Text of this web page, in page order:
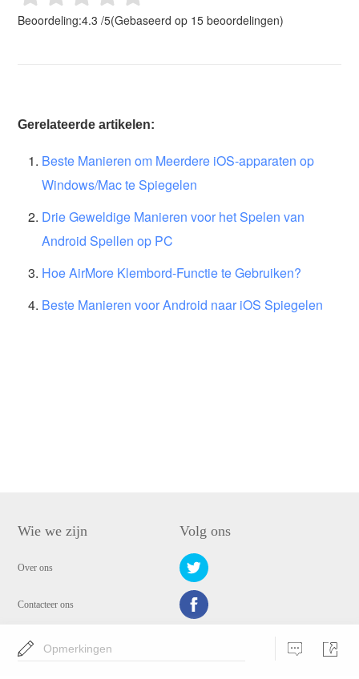
Beoordeling:4.3 /5(Gebaseerd op 15 beoordelingen)
Gerelateerde artikelen:
Beste Manieren om Meerdere iOS-apparaten op
Windows/Mac te Spiegelen
Drie Geweldige Manieren voor het Spelen van
Android Spellen op PC
Hoe AirMore Klembord-Functie te Gebruiken?
Beste Manieren voor Android naar iOS Spiegelen
Wie we zijn
Over ons
Contacteer ons
Privacy Beleid
Volg ons
Opmerkingen